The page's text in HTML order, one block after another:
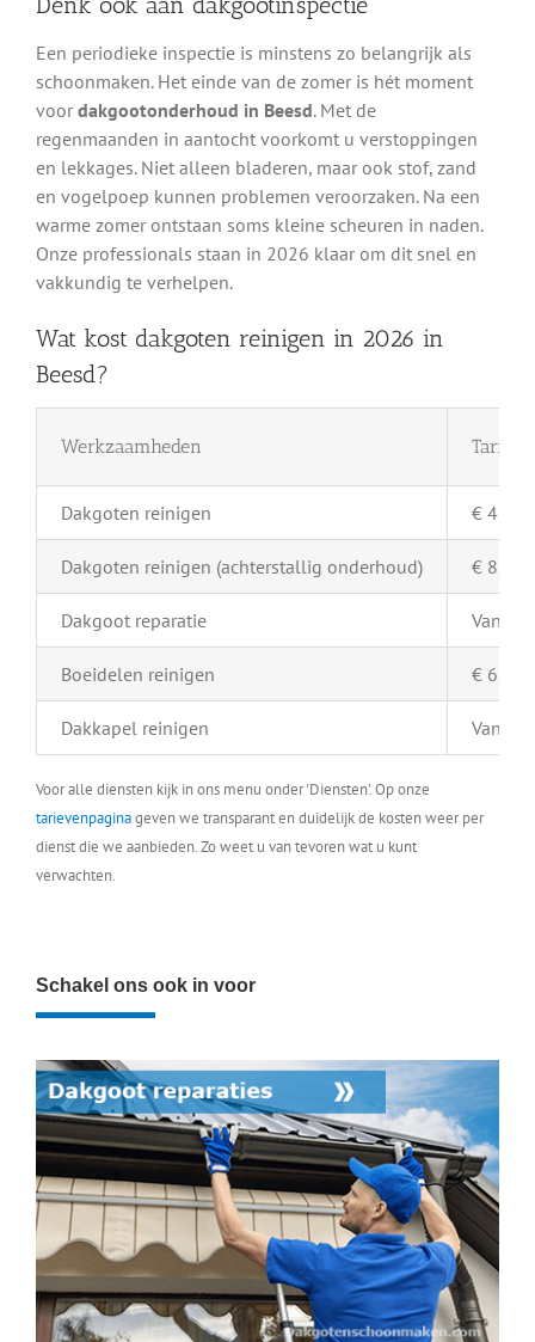
Een periodieke inspectie is minstens zo belangrijk als
schoonmaken. Het einde van de zomer is hét moment
voor dakgootonderhoud in Beesd. Met de
regenmaanden in aantocht voorkomt u verstoppingen
en lekkages. Niet alleen bladeren, maar ook stof, zand
en vogelpoep kunnen problemen veroorzaken. Na een
warme zomer ontstaan soms kleine scheuren in naden.
Onze professionals staan in 2026 klaar om dit snel en
vakkundig te verhelpen.
Wat kost dakgoten reinigen in 2026 in
Beesd?
Werkzaamheden Tarief
Dakgoten reinigen € 4,-
Dakgoten reinigen (achterstallig onderhoud) € 8,-
Dakgoot reparatie Vanaf
Boeidelen reinigen € 6,-
Dakkapel reinigen Vanaf
Voor alle diensten kijk in ons menu onder 'Diensten'. Op onze
tarievenpaginageven we transparant en duidelijk de kosten weer per
dienst die we aanbieden. Zo weet u van tevoren wat u kunt
verwachten.
Schakel ons ook in voor